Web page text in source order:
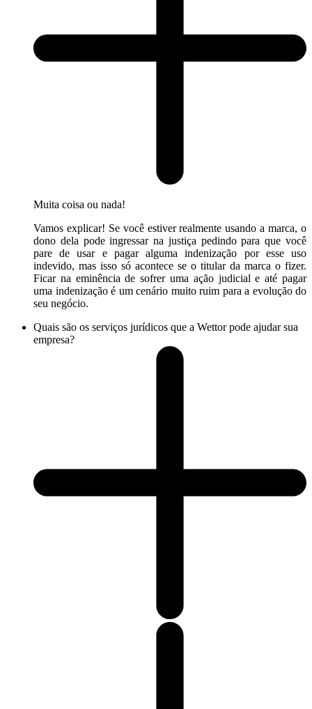
Muita coisa ou nada!
Vamos explicar! Se você estiver realmente usando a marca, o
dono dela pode ingressar na justiça pedindo para que você
pare de usar e pagar alguma indenização por esse uso
indevido, mas isso só acontece se o titular da marca o fizer.
Ficar na eminência de sofrer uma ação judicial e até pagar
uma indenização é um cenário muito ruim para a evolução do
seu negócio.
Quais são os serviços jurídicos que a Wettor pode ajudar sua
empresa?